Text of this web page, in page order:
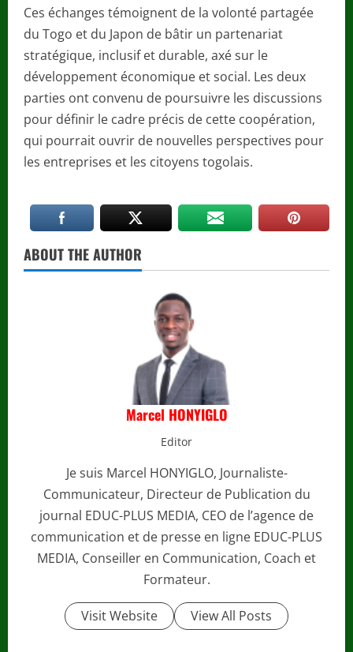
Ces échanges témoignent de la volonté partagée
du Togo et du Japon de bâtir un partenariat
stratégique, inclusif et durable, axé sur le
développement économique et social. Les deux
parties ont convenu de poursuivre les discussions
pour définir le cadre précis de cette coopération,
qui pourrait ouvrir de nouvelles perspectives pour
les entreprises et les citoyens togolais.
ABOUT THE AUTHOR
Marcel HONYIGLO
Editor
Je suis Marcel HONYIGLO, Journaliste-
Communicateur, Directeur de Publication du
journal EDUC-PLUS MEDIA, CEO de l’agence de
communication et de presse en ligne EDUC-PLUS
MEDIA, Conseiller en Communication, Coach et
Formateur.
Visit Website View All Posts